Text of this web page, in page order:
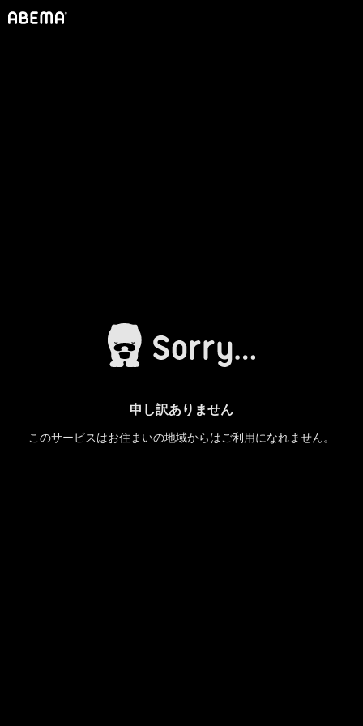
申し訳ありません
このサービスはお住まいの地域からはご利用になれません。